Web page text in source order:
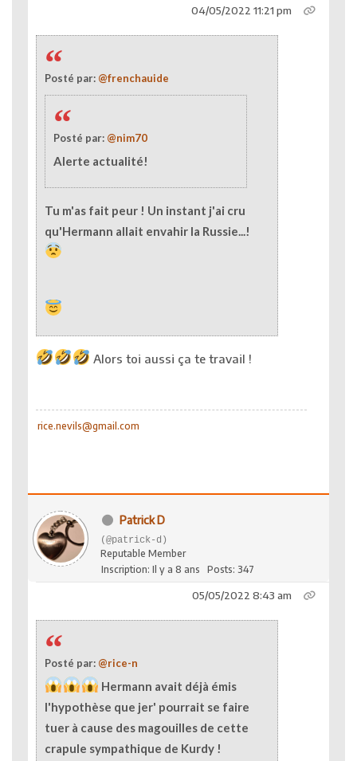
04/05/2022 11:21 pm
Posté par: @frenchauide
Posté par: @nim70
Alerte actualité!
Tu m'as fait peur ! Un instant j'ai cru
qu'Hermann allait envahir la Russie...!
Alors toi aussi ça te travail !
rice.nevils@gmail.com
Patrick D
(@patrick-d)
Reputable Member
Inscription: Il y a 8 ans
Posts: 347
05/05/2022 8:43 am
Posté par: @rice-n
Hermann avait déjà émis
l'hypothèse que jer' pourrait se faire
tuer à cause des magouilles de cette
crapule sympathique de Kurdy !